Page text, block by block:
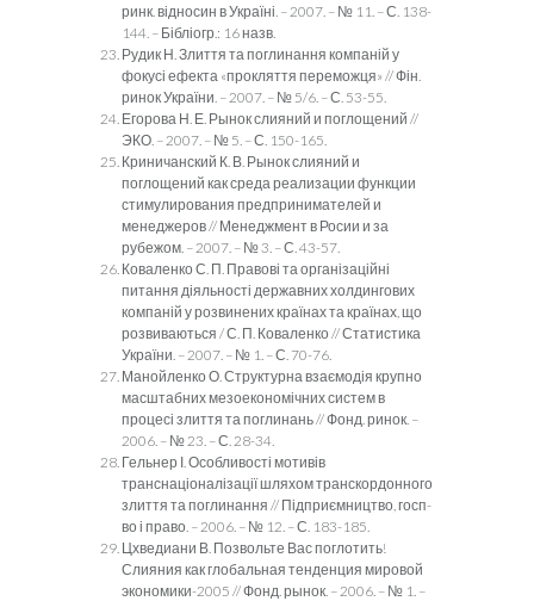
ринк. відносин в Україні. – 2007. – № 11. – С. 138-
144. – Бібліогр.: 16 назв.
Рудик Н. Злиття та поглинання компаній у
фокусі ефекта «прокляття переможця» // Фін.
ринок України. – 2007. – № 5/6. – С. 53-55.
Егорова Н. Е. Рынок слияний и поглощений //
ЭКО. – 2007. – № 5. – С. 150-165.
Криничанский К. В. Рынок слияний и
поглощений как среда реализации функции
стимулирования предпринимателей и
менеджеров // Менеджмент в Росии и за
рубежом. – 2007. – № 3. – С. 43-57.
Коваленко С. П. Правові та організаційні
питання діяльності державних холдингових
компаній у розвинених країнах та країнах, що
розвиваються / С. П. Коваленко // Статистика
України. – 2007. – № 1. – С. 70-76.
Манойленко О. Структурна взаємодія крупно
масштабних мезоекономічних систем в
процесі злиття та поглинань // Фонд. ринок. –
2006. – № 23. – С. 28-34.
Гельнер І. Особливості мотивів
транснаціоналізації шляхом транскордонного
злиття та поглинання // Підприємництво, госп-
во і право. – 2006. – № 12. – С. 183-185.
Цхведиани В. Позвольте Вас поглотить!
Слияния как глобальная тенденция мировой
экономики-2005 // Фонд. рынок. – 2006. – № 1. –